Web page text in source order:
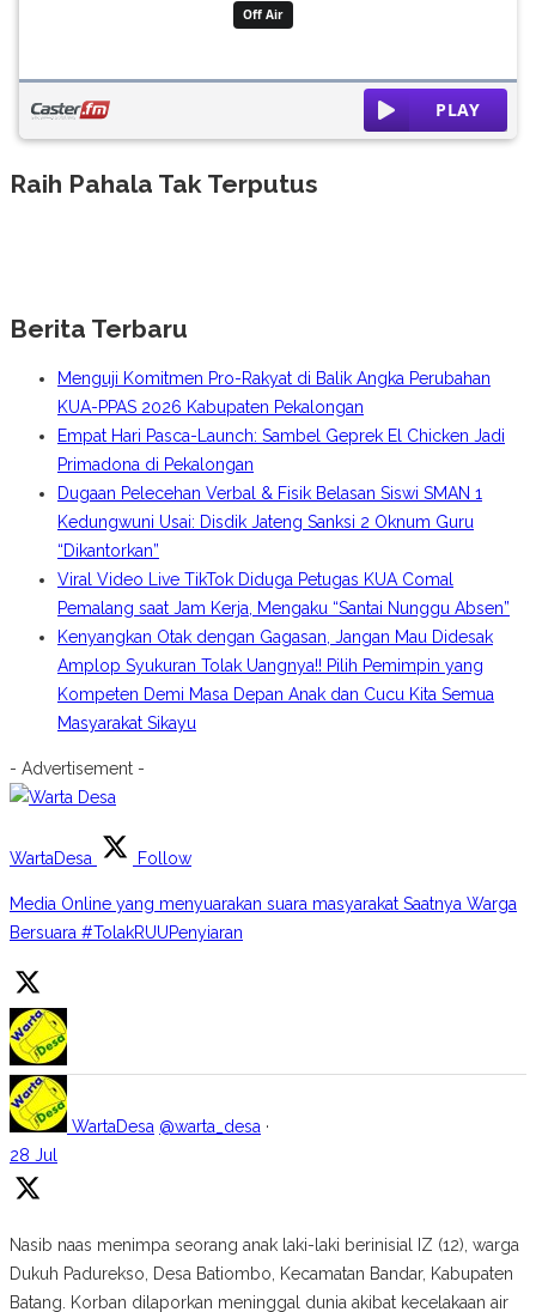
Raih Pahala Tak Terputus
Berita Terbaru
Menguji Komitmen Pro-Rakyat di Balik Angka Perubahan
KUA-PPAS 2026 Kabupaten Pekalongan
Empat Hari Pasca-Launch: Sambel Geprek El Chicken Jadi
Primadona di Pekalongan
Dugaan Pelecehan Verbal & Fisik Belasan Siswi SMAN 1
Kedungwuni Usai: Disdik Jateng Sanksi 2 Oknum Guru
“Dikantorkan”
Viral Video Live TikTok Diduga Petugas KUA Comal
Pemalang saat Jam Kerja, Mengaku “Santai Nunggu Absen”
Kenyangkan Otak dengan Gagasan, Jangan Mau Didesak
Amplop Syukuran Tolak Uangnya!! Pilih Pemimpin yang
Kompeten Demi Masa Depan Anak dan Cucu Kita Semua
Masyarakat Sikayu
- Advertisement -
WartaDesa Follow
Media Online yang menyuarakan suara masyarakat Saatnya Warga
Bersuara #TolakRUUPenyiaran
WartaDesa @warta_desa ·
28 Jul
Nasib naas menimpa seorang anak laki-laki berinisial IZ (12), warga
Dukuh Padurekso, Desa Batiombo, Kecamatan Bandar, Kabupaten
Batang. Korban dilaporkan meninggal dunia akibat kecelakaan air